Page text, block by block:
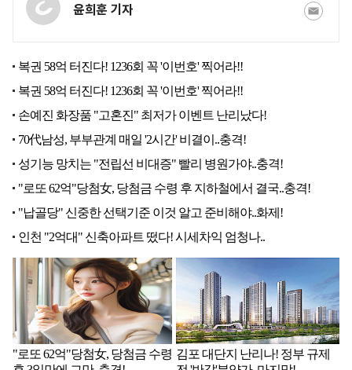
윤희훈 기자